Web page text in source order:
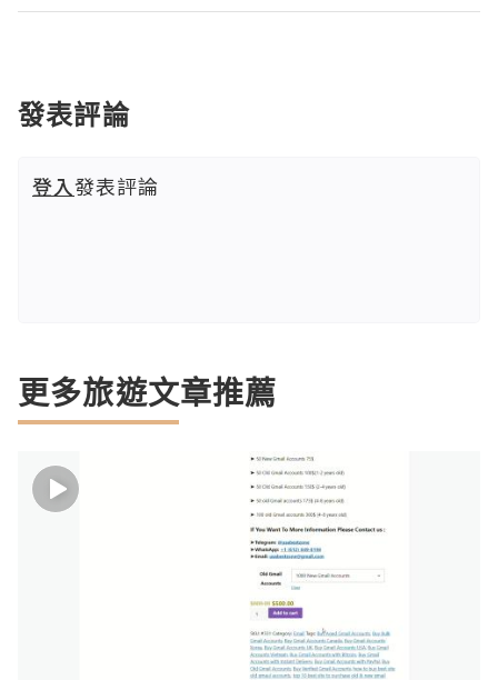
發表評論
登入發表評論
更多旅遊文章推薦